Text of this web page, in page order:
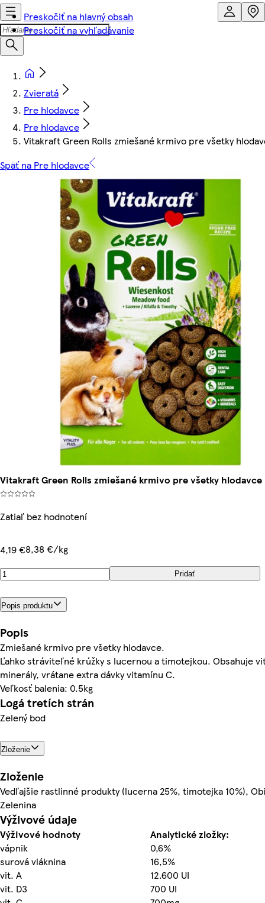
Preskočiť na hlavný obsah
Preskočiť na vyhľadávanie
Zvieratá
Pre hlodavce
Pre hlodavce
Vitakraft Green Rolls zmiešané krmivo pre všetky
Späť na Pre hlodavce
Vitakraft Green Rolls zmiešané krmivo pre všetky hlodavce
Zatiaľ bez hodnotení
4,19 €8,38 €/kg
Pridať
Popis produktu
Popis
Zmiešané krmivo pre všetky hlodavce.
Ľahko stráviteľné krúžky s lucernou a timotejkou. Obsahuje
minerály, vrátane extra dávky vitamínu C.
Veľkosť balenia: 0.5kg
Logá tretích strán
Zelený bod
Zloženie
Zloženie
Vedľajšie rastlinné produkty (lucerna 25%, timotejka 10%),
Zelenina
Výživové údaje
Výživové hodnoty
Analytické zložky:
vápnik
0,6%
surová vláknina
16,5%
vit. A
12.600 UI
vit. D3
700 UI